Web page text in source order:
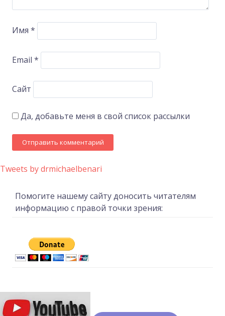
Имя *
Email *
Сайт
Да, добавьте меня в свой список рассылки
Tweets by drmichaelbenari
Помогите нашему сайту доносить читателям
информацию с правой точки зрения: